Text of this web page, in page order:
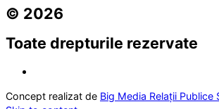
© 2026
Toate drepturile rezervate
Concept realizat de Big Media Relații Publice